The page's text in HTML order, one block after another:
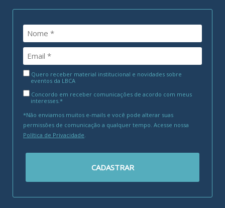
Quero receber material institucional e novidades sobre
eventos da LBCA
Concordo em receber comunicações de acordo com meus
interesses.*
*Não enviamos muitos e-mails e você pode alterar suas
permissões de comunicação a qualquer tempo. Acesse nossa
Política de Privacidade.
CADASTRAR